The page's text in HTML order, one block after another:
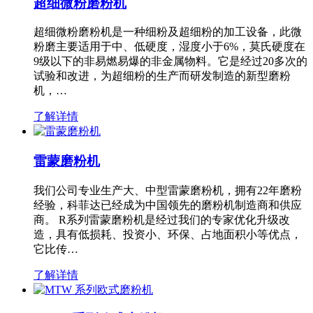
超细微粉磨粉机是一种细粉及超细粉的加工设备，此微
粉磨主要适用于中、低硬度，湿度小于6%，莫氏硬度在
9级以下的非易燃易爆的非金属物料。它是经过20多次的
试验和改进，为超细粉的生产而研发制造的新型磨粉
机，…
了解详情
雷蒙磨粉机
我们公司专业生产大、中型雷蒙磨粉机，拥有22年磨粉
经验，科菲达已经成为中国领先的磨粉机制造商和供应
商。 R系列雷蒙磨粉机是经过我们的专家优化升级改
造，具有低损耗、投资小、环保、占地面积小等优点，
它比传…
了解详情